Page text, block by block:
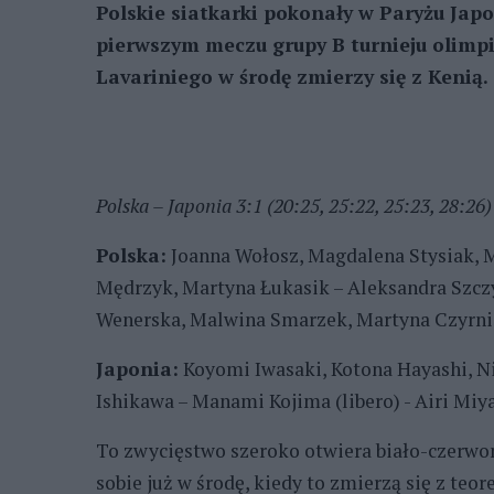
Polskie siatkarki pokonały w Paryżu
pierwszym meczu grupy B turnieju
Lavariniego w środę zmierzy się z Kenią.
Polska – Japonia 3:1 (20:25, 25:22, 25:23, 28:26)
Polska: Joanna Wołosz, Magdalena
Mędrzyk, Martyna Łukasik – Aleksandra
Wenerska, Malwina Smarzek, Martyna
Japonia: Koyomi Iwasaki, Kotona Hayashi,
Ishikawa – Manami Kojima (libero) - Airi
To zwycięstwo szeroko otwiera biało-
sobie już w środę, kiedy to zmierzą się z